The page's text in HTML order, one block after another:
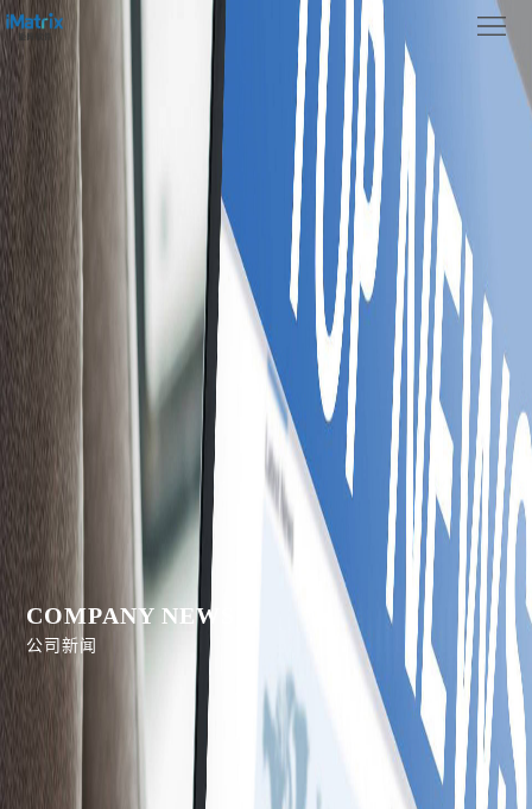
首
页
关
于
我
们
新
闻
中
心
产
品
功
能
案
例
展
联
系
COMPANY NEWS
公司新闻